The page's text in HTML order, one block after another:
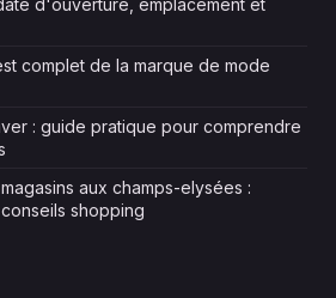
d'ouverture, emplacement et
complet de la marque de mode
: guide pratique pour comprendre
aux champs-elysées :
shopping